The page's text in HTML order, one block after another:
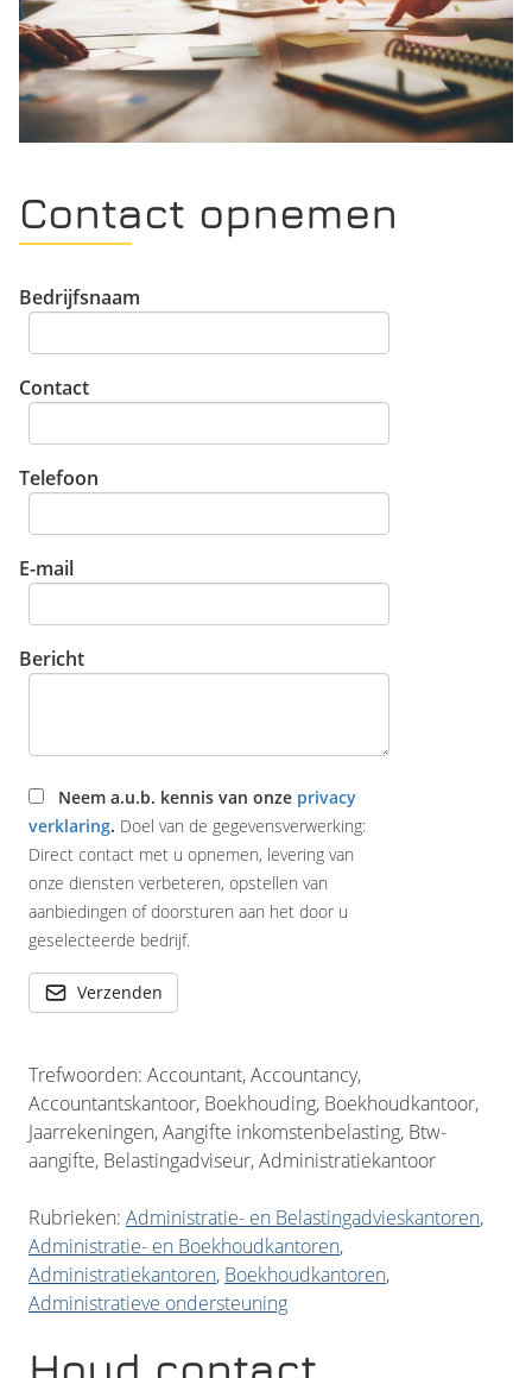
Contact opnemen
Bedrijfsnaam
Contact
Telefoon
E-mail
Bericht
Neem a.u.b. kennis van onze privacy
verklaring. Doel van de gegevensverwerking:
Direct contact met u opnemen, levering van
onze diensten verbeteren, opstellen van
aanbiedingen of doorsturen aan het door u
geselecteerde bedrijf.
Verzenden
Trefwoorden: Accountant, Accountancy,
Accountantskantoor, Boekhouding, Boekhoudkantoor,
Jaarrekeningen, Aangifte inkomstenbelasting, Btw-
aangifte, Belastingadviseur, Administratiekantoor
Rubrieken: Administratie- en Belastingadvieskantoren,
Administratie- en Boekhoudkantoren,
Administratiekantoren, Boekhoudkantoren,
Administratieve ondersteuning
Houd contact